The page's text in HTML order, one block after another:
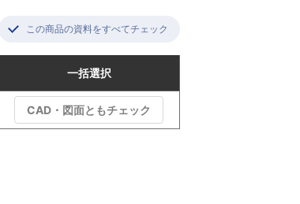
この商品の資料をすべてチェック
一括選択
CAD・図面ともチェック